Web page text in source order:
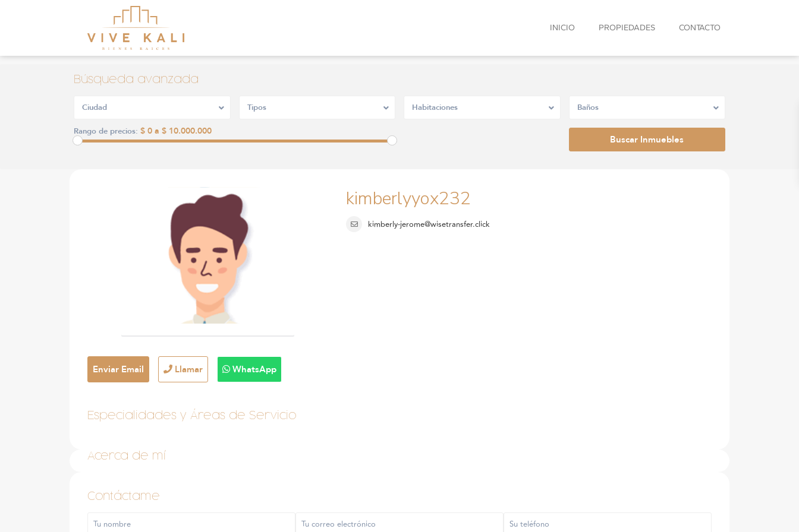
INICIO PROPIEDADES CONTACTO
Búsqueda avanzada
Ciudad Tipos Habitaciones Baños
Rango de precios: $ 0 a $ 10.000.000
kimberlyyox232
kimberly-jerome@wisetransfer.click
Enviar Email Llamar WhatsApp
Especialidades y Áreas de Servicio
Acerca de mí
Contáctame